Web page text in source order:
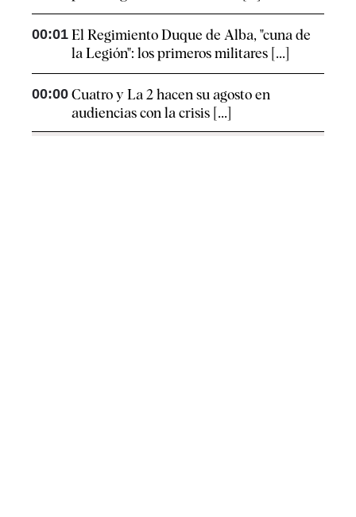
00:01 El Regimiento Duque de Alba, "cuna de
la Legión": los primeros militares [...]
00:00 Cuatro y La 2 hacen su agosto en
audiencias con la crisis [...]